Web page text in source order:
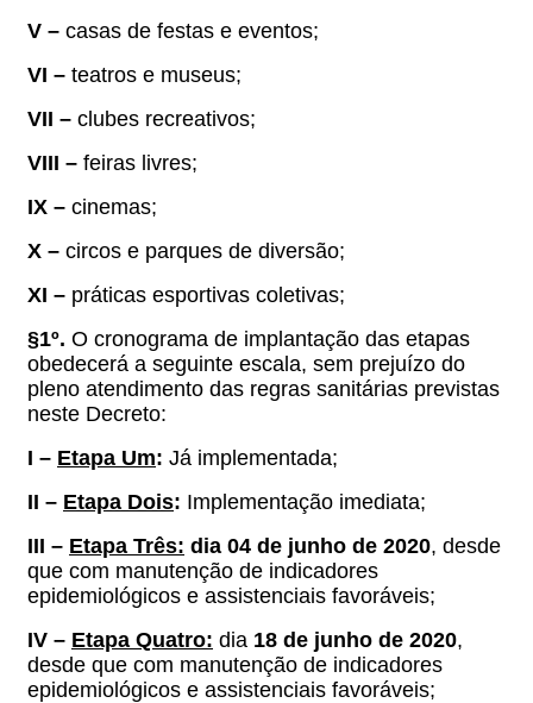
V – casas de festas e eventos;
VI – teatros e museus;
VII – clubes recreativos;
VIII – feiras livres;
IX – cinemas;
X – circos e parques de diversão;
XI – práticas esportivas coletivas;
§1º. O cronograma de implantação das etapas
obedecerá a seguinte escala, sem prejuízo do
pleno atendimento das regras sanitárias previstas
neste Decreto:
I – Etapa Um: Já implementada;
II – Etapa Dois: Implementação imediata;
III – Etapa Três: dia 04 de junho de 2020, desde
que com manutenção de indicadores
epidemiológicos e assistenciais favoráveis;
IV – Etapa Quatro: dia 18 de junho de 2020,
desde que com manutenção de indicadores
epidemiológicos e assistenciais favoráveis;